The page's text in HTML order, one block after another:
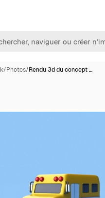
/Photos/Rendu 3d du concept …